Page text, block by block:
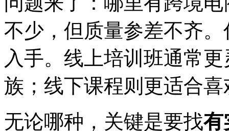
不少，但质量参差不齐
入手。线上培训班通常
族；线下课程则更适合
无论哪种，关键是要找有